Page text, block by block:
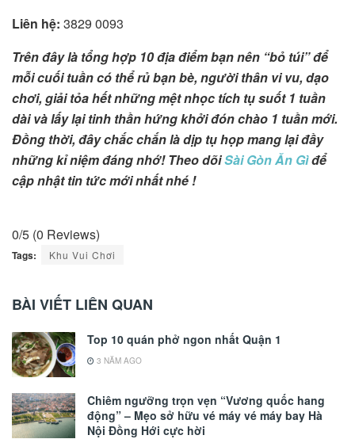
Liên hệ: 3829 0093
Trên đây là tổng hợp 10 địa điểm bạn nên “bỏ túi” để
mỗi cuối tuần có thể rủ bạn bè, người thân vi vu, dạo
chơi, giải tỏa hết những mệt nhọc tích tụ suốt 1 tuần
dài và lấy lại tinh thần hứng khởi đón chào 1 tuần mới.
Đồng thời, đây chắc chắn là dịp tụ họp mang lại đầy
những kỉ niệm đáng nhớ! Theo dõiSài Gòn Ăn Gìđể
cập nhật tin tức mới nhất nhé !
0/5 (0 Reviews)
Tags: Khu Vui Chơi
BÀI VIẾT LIÊN QUAN
Top 10 quán phở ngon nhất Quận 1
3 NĂM AGO
Chiêm ngưỡng trọn vẹn “Vương quốc hang
động” – Mẹo sở hữu vé máy vé máy bay Hà
Nội Đồng Hới cực hời